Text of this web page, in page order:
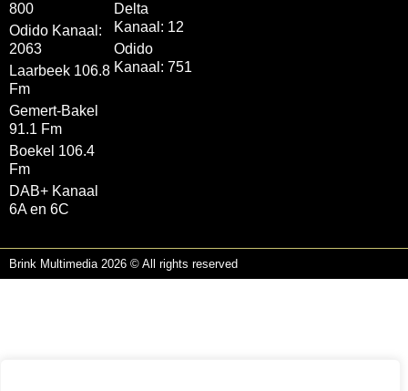
800
Odido Kanaal:
2063
Laarbeek 106.8
Fm
Gemert-Bakel
91.1 Fm
Boekel 106.4
Fm
DAB+ Kanaal
6A en 6C
Delta
Kanaal: 12
Odido
Kanaal: 751
Brink Multimedia 2026 © All rights reserved